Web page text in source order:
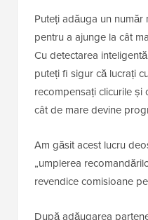
Puteți adăuga un
pentru a ajunge la cât
Cu detectarea
puteți fi sigur că lucrați
recompensați clicurile și
cât de mare devine
Am găsit acest lucru
„umplerea
revendice comisioane
După adăugarea